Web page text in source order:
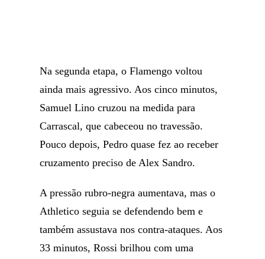
Na segunda etapa, o Flamengo voltou
ainda mais agressivo. Aos cinco minutos,
Samuel Lino cruzou na medida para
Carrascal, que cabeceou no travessão.
Pouco depois, Pedro quase fez ao receber
cruzamento preciso de Alex Sandro.
A pressão rubro-negra aumentava, mas o
Athletico seguia se defendendo bem e
também assustava nos contra-ataques. Aos
33 minutos, Rossi brilhou com uma